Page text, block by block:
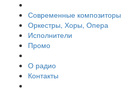
Современные композиторы
Оркестры, Хоры, Опера
Исполнители
Промо
О радио
Контакты